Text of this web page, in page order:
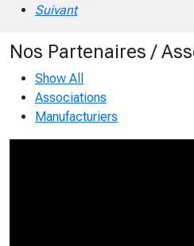
Suivant
Nos Partenaires /
Show All
Associations
Manufacturiers